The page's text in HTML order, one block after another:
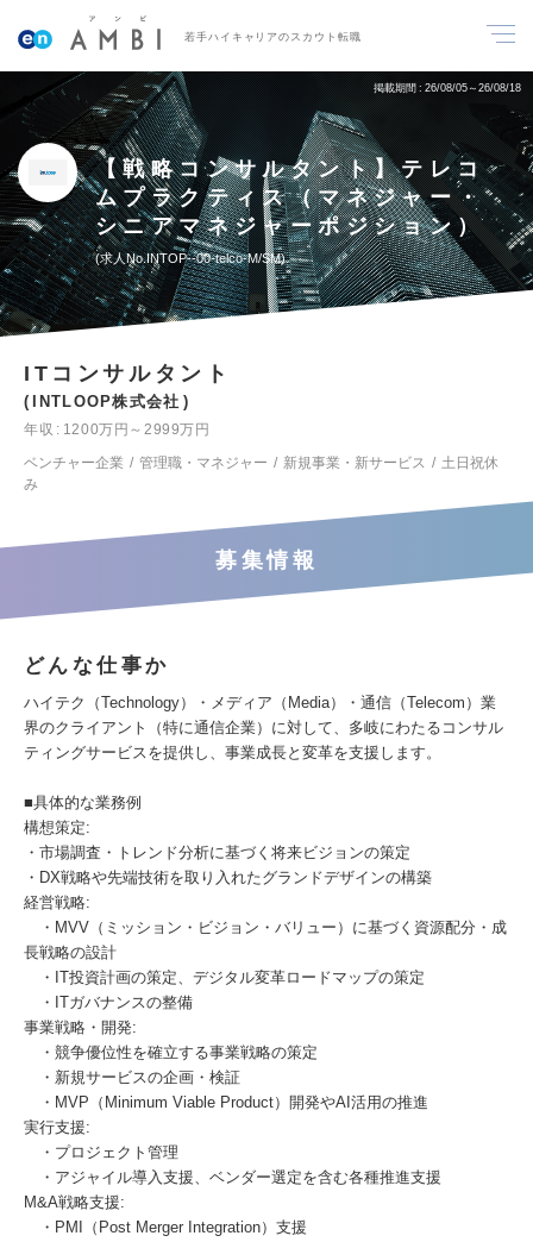
若手ハイキャリアのスカウト転職
掲載期間 26/08/05～26/08/18
【戦略コンサルタント】テレコ
ムプラクティス（マネジャー・
シニアマネジャーポジション）
求人No.INTOP--00-telco-M/SM
ITコンサルタント
INTLOOP株式会社
年収
1200万円～2999万円
ベンチャー企業
管理職・マネジャー 新規事業・新サービス
土日祝休
み
募集情報
どんな仕事か
ハイテク（Technology）・メディア（Media）・通信（Telecom）業
界のクライアント（特に通信企業）に対して、多岐にわたるコンサル
ティングサービスを提供し、事業成長と変革を支援します。
■具体的な業務例
構想策定:
・市場調査・トレンド分析に基づく将来ビジョンの策定
・DX戦略や先端技術を取り入れたグランドデザインの構築
経営戦略:
・MVV（ミッション・ビジョン・バリュー）に基づく資源配分・成
長戦略の設計
・IT投資計画の策定、デジタル変革ロードマップの策定
・ITガバナンスの整備
事業戦略・開発:
・競争優位性を確立する事業戦略の策定
・新規サービスの企画・検証
・MVP（Minimum Viable Product）開発やAI活用の推進
実行支援:
・プロジェクト管理
・アジャイル導入支援、ベンダー選定を含む各種推進支援
M&A戦略支援:
・PMI（Post Merger Integration）支援